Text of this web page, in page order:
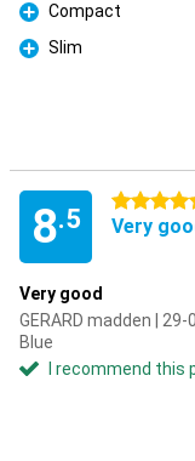
Pro
Compact
Pro
Slim
8.5
4.5 stars
Very
Very good
GERARD madden |
Blue
I recommend this